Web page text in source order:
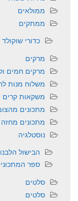
ממולאים
ממתקים
כדורי שוקולד
מרקים
מרקים חמים
משלוח מנות
משקאות קרים
מתכונים
מתכונים מחזה
נוסטלגיה
הבישול
ספר
סלטים
סלטים